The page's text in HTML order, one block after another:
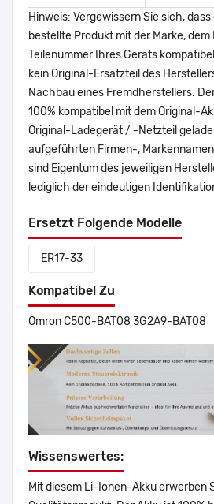
Hinweis: Vergewissern Sie sich,
bestellte Produkt mit der Marke, dem
Teilenummer Ihres Geräts
kein Original-Ersatzteil des
Nachbau eines Fremdherstellers.
100% kompatibel mit dem Original-
Original-Ladegerät / -Netzteil
aufgeführten Firmen-,
sind Eigentum des jeweiligen
lediglich der eindeutigen
Ersetzt Folgende Modelle
ER17-33
Kompatibel Zu
Omron C500-BAT08 3G2A9-BAT08
Wissenswertes:
Mit diesem Li-Ionen-Akku erwerben